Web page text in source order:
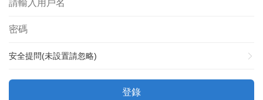
安全提問(未設置請忽略)
登錄